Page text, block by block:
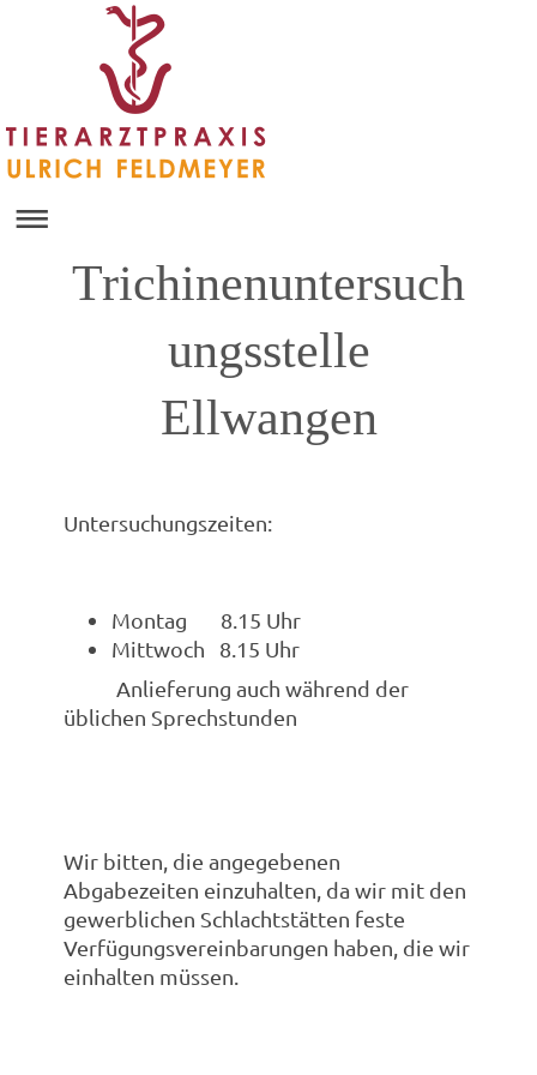
Trichinenuntersuch
ungsstelle
Ellwangen
Untersuchungszeiten:
Montag 8.15 Uhr
Mittwoch 8.15 Uhr
Anlieferung auch während der
üblichen Sprechstunden
Wir bitten, die angegebenen
Abgabezeiten einzuhalten, da wir mit den
gewerblichen Schlachtstätten feste
Verfügungsvereinbarungen haben, die wir
einhalten müssen.